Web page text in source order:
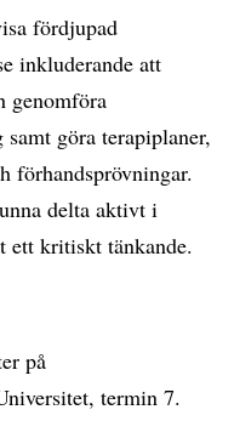
fördjupad
inkluderande att
genomföra
göra terapiplaner,
förhandsprövningar.
delta aktivt i
ett kritiskt tänkande.
på
termin 7.